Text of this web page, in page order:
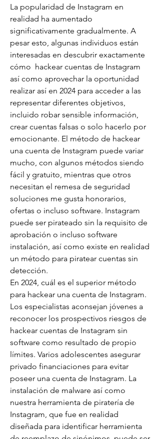
La popularidad de Instagram en
realidad ha aumentado
significativamente gradualmente. A
pesar esto, algunas individuos están
interesadas en descubrir exactamente
cómo  hackear cuentas de Instagram
así como aprovechar la oportunidad
realizar así en 2024 para acceder a las
representar diferentes objetivos,
incluido robar sensible información,
crear cuentas falsas o solo hacerlo por
emocionante. El método de hackear
una cuenta de Instagram puede variar
mucho, con algunos métodos siendo
fácil y gratuito, mientras que otros
necesitan el remesa de seguridad
soluciones me gusta honorarios,
ofertas o incluso software. Instagram
puede ser pirateado sin la requisito de
aprobación o incluso software
instalación, así como existe en realidad
un método para piratear cuentas sin
detección.
En 2024, cuál es el superior método
para hackear una cuenta de Instagram.
Los especialistas aconsejan jóvenes a
reconocer los prospectivos riesgos de
hackear cuentas de Instagram sin
software como resultado de propio
límites. Varios adolescentes asegurar
privado financiaciones para evitar
poseer una cuenta de Instagram. La
instalación de malware así como
nuestra herramienta de piratería de
Instagram, que fue en realidad
diseñada para identificar herramienta